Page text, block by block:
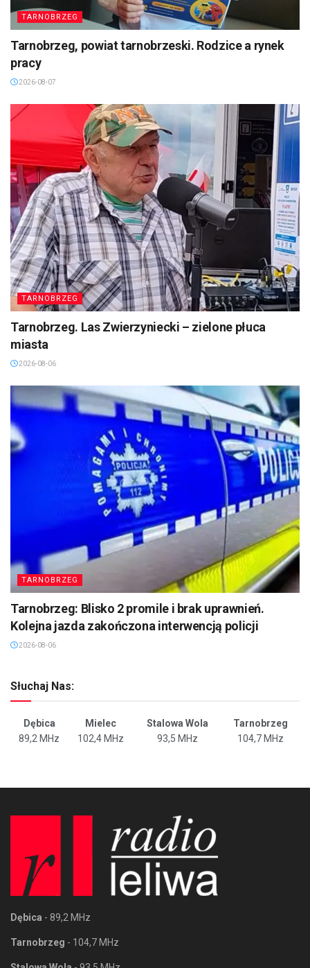
TARNOBRZEG
Tarnobrzeg, powiat tarnobrzeski. Rodzice a rynek
pracy
2026-08-07
TARNOBRZEG
Tarnobrzeg. Las Zwierzyniecki – zielone płuca
miasta
2026-08-06
TARNOBRZEG
Tarnobrzeg: Blisko 2 promile i brak uprawnień.
Kolejna jazda zakończona interwencją policji
2026-08-06
Słuchaj Nas:
Dębica Mielec Stalowa Wola
Tarnobrzeg
89,2 MHz
102,4 MHz 93,5 MHz 104,7 MHz
Dębica - 89,2 MHz
Tarnobrzeg - 104,7 MHz